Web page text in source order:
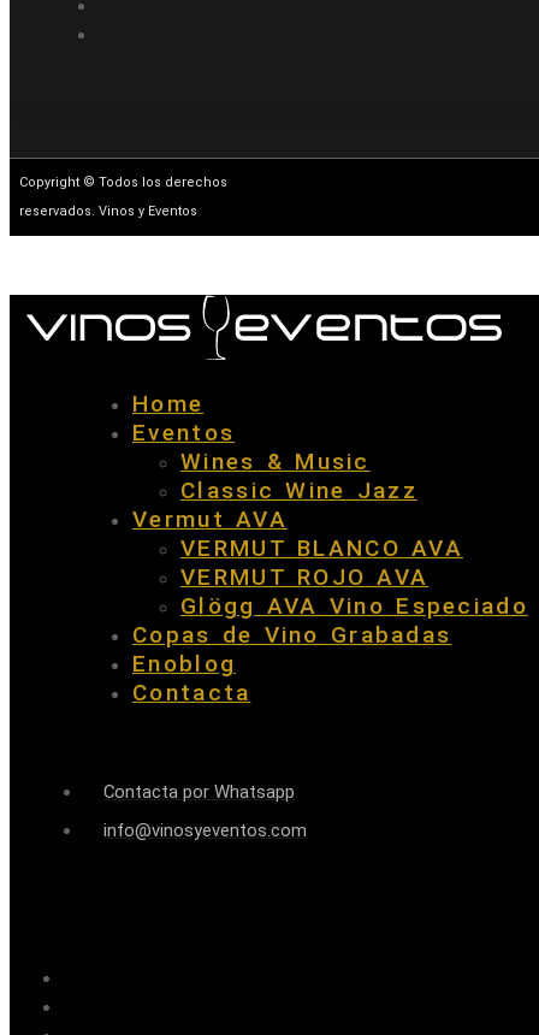
Copyright © Todos los derechos
reservados. Vinos y Eventos
Home
Eventos
Wines & Music
Classic Wine Jazz
Vermut AVA
VERMUT BLANCO AVA
VERMUT ROJO AVA
Glögg AVA Vino Especiado
Copas de Vino Grabadas
Enoblog
Contacta
Contacta por Whatsapp
info@vinosyeventos.com